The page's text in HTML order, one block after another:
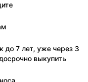
до 7 лет, уже через 3
выкупить